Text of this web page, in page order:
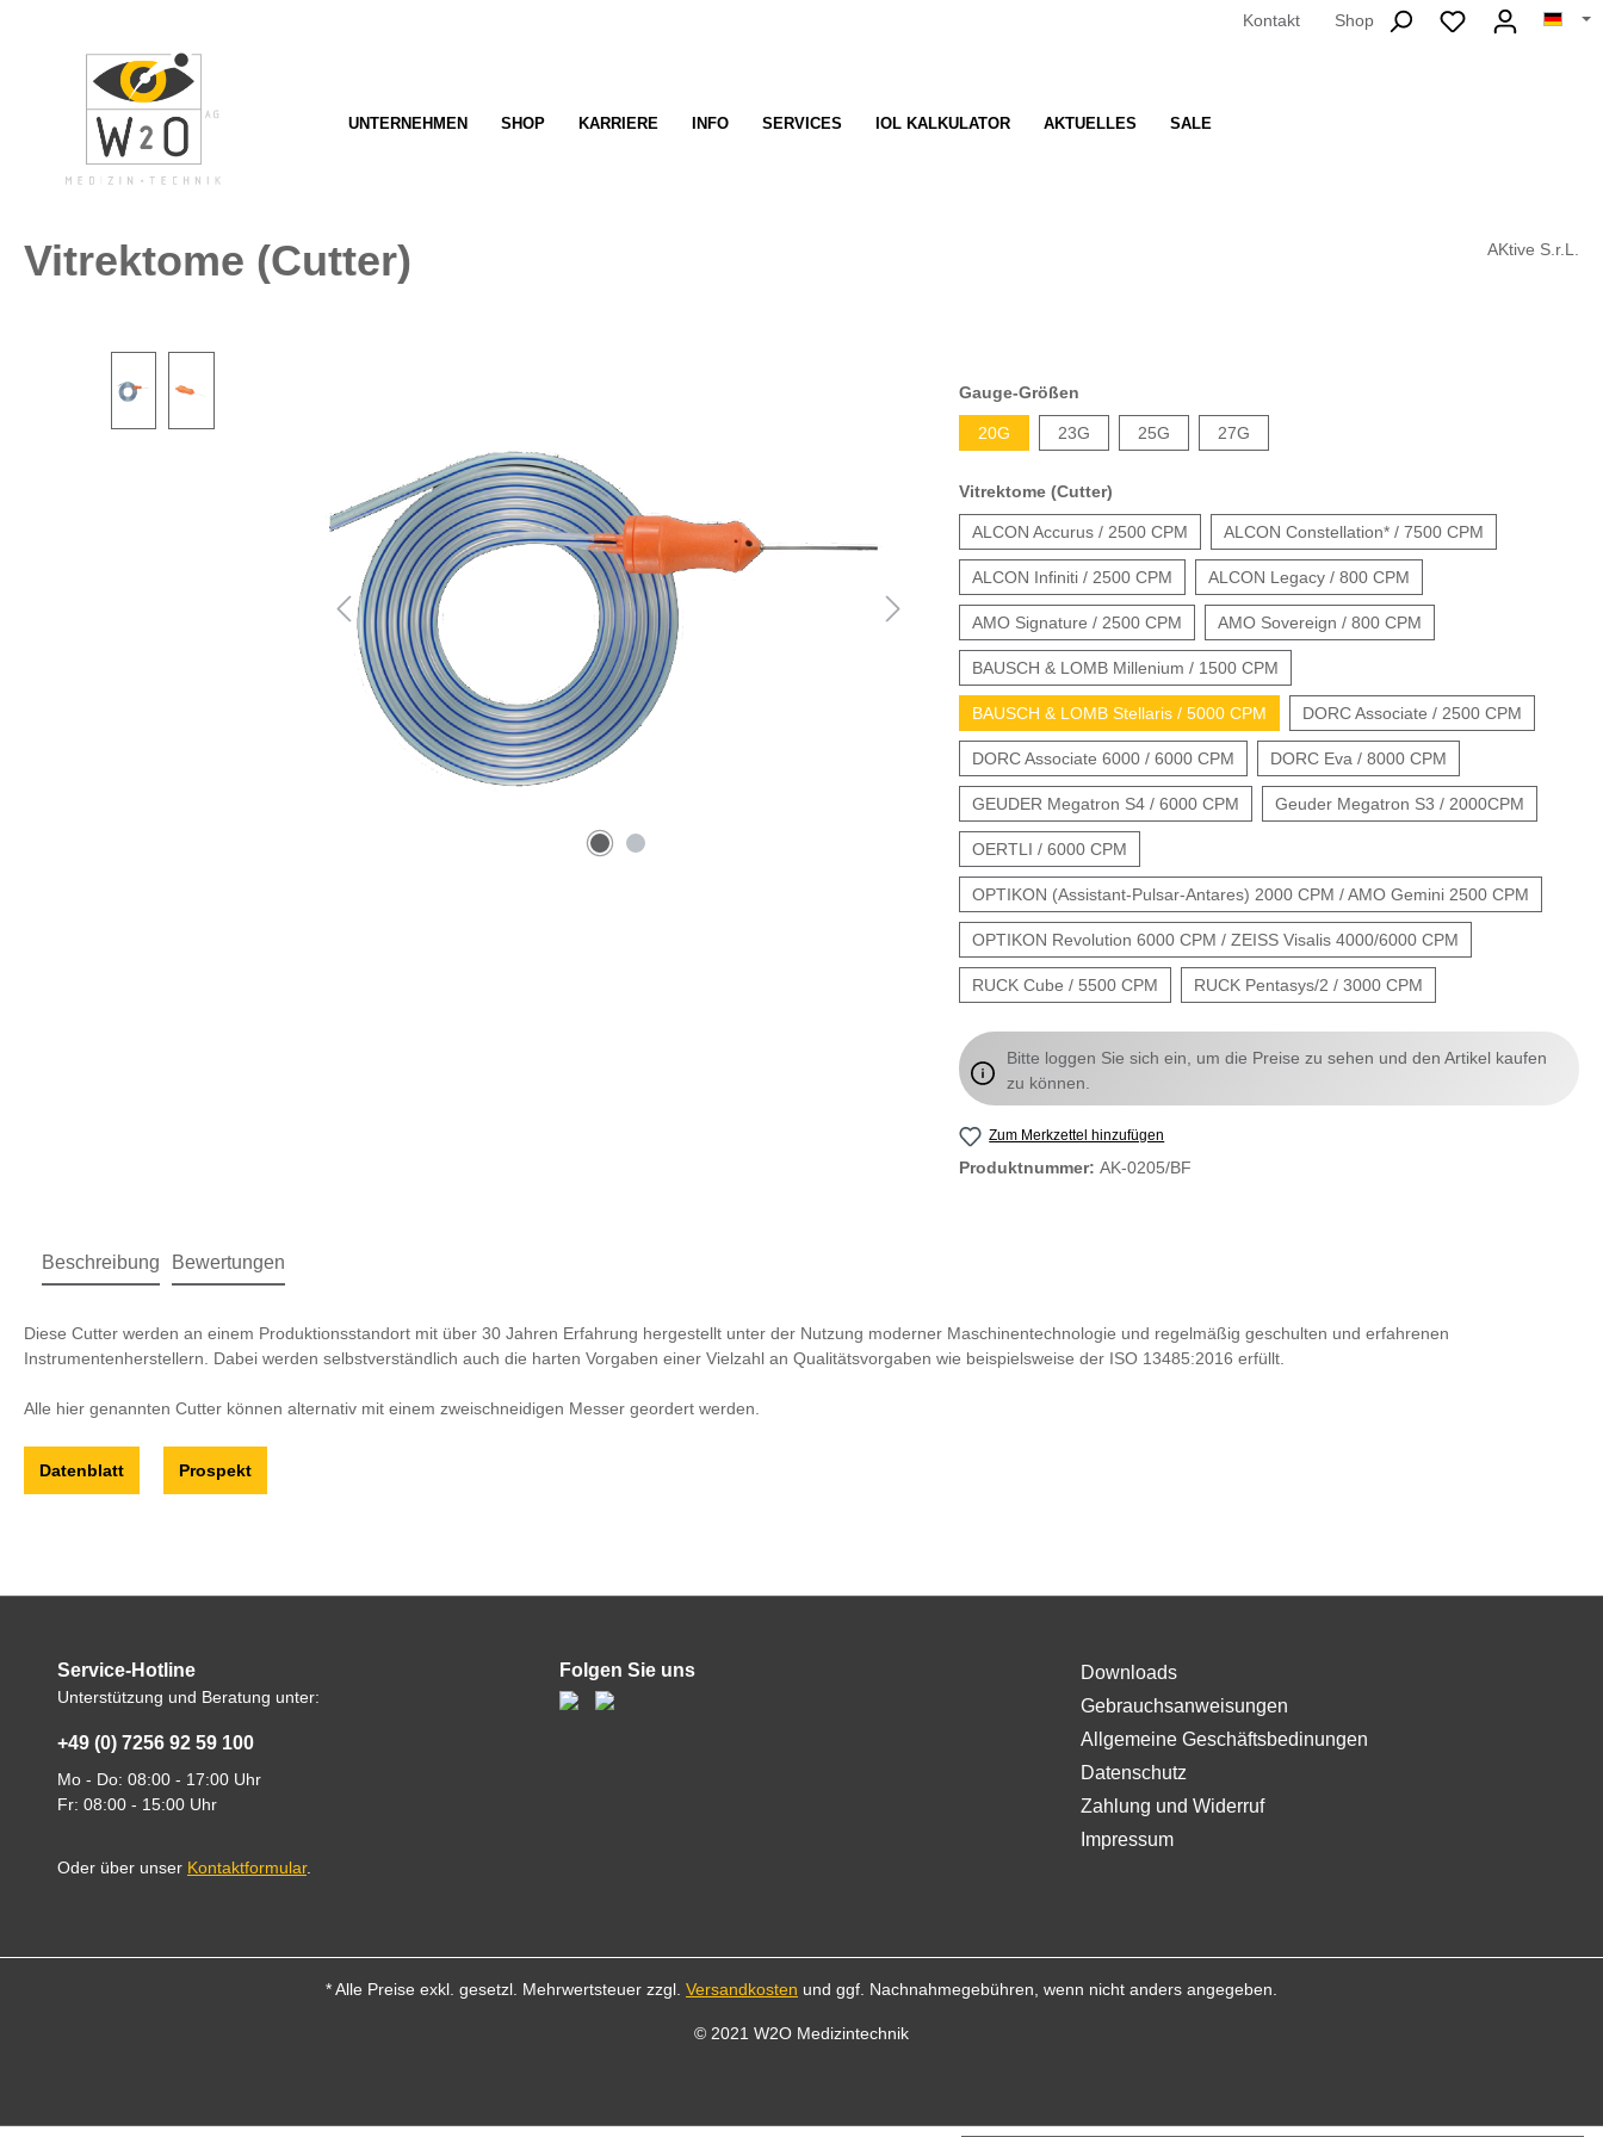
Kontakt Shop
UNTERNEHMEN SHOP KARRIERE INFO SERVICES IOL KALKULATOR AKTUELLES SALE
Vitrektome (Cutter) AKtive S.r.L.
Gauge-Größen
20G 23G 25G 27G
Vitrektome (Cutter)
ALCON Accurus / 2500 CPM ALCON Constellation* / 7500 CPM
ALCON Infiniti / 2500 CPM ALCON Legacy / 800 CPM
AMO Signature / 2500 CPM AMO Sovereign / 800 CPM
BAUSCH & LOMB Millenium / 1500 CPM
BAUSCH & LOMB Stellaris / 5000 CPM DORC Associate / 2500 CPM
DORC Associate 6000 / 6000 CPM DORC Eva / 8000 CPM
GEUDER Megatron S4 / 6000 CPM Geuder Megatron S3 / 2000CPM
OERTLI / 6000 CPM
OPTIKON (Assistant-Pulsar-Antares) 2000 CPM / AMO Gemini 2500 CPM
OPTIKON Revolution 6000 CPM / ZEISS Visalis 4000/6000 CPM
RUCK Cube / 5500 CPM RUCK Pentasys/2 / 3000 CPM
Bitte loggen Sie sich ein, um die Preise zu sehen und den Artikel kaufen
zu können.
Zum Merkzettel hinzufügen
Produktnummer: AK-0205/BF
Beschreibung Bewertungen
Diese Cutter werden an einem Produktionsstandort mit über 30 Jahren Erfahrung hergestellt unter der Nutzung moderner Maschinentechnologie und regelmäßig geschulten und erfahrenen
Instrumentenherstellern. Dabei werden selbstverständlich auch die harten Vorgaben einer Vielzahl an Qualitätsvorgaben wie beispielsweise der ISO 13485:2016 erfüllt.
Alle hier genannten Cutter können alternativ mit einem zweischneidigen Messer geordert werden.
Datenblatt Prospekt
Service-Hotline
Unterstützung und Beratung unter:
+49 (0) 7256 92 59 100
Mo - Do: 08:00 - 17:00 Uhr
Fr: 08:00 - 15:00 Uhr
Oder über unser Kontaktformular.
Folgen Sie uns
Downloads
Gebrauchsanweisungen
Allgemeine Geschäftsbedinungen
Datenschutz
Zahlung und Widerruf
Impressum
* Alle Preise exkl. gesetzl. Mehrwertsteuer zzgl. Versandkosten und ggf. Nachnahmegebühren, wenn nicht anders angegeben.
© 2021 W2O Medizintechnik